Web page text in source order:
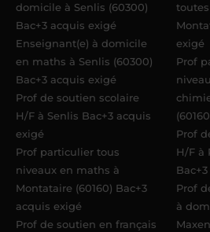
domicile à Senlis (60300)
Bac+3 acquis exigé
Enseignant(e) à domicile
en maths à Senlis (60300)
Bac+3 acquis exigé
Prof de soutien scolaire
H/F à Senlis Bac+3 acquis
exigé
Prof particulier tous
niveaux en maths à
Montataire (60160) Bac+3
acquis exigé
Prof de soutien en français
exigé
Prof
Prof
H/F à
Prof
à